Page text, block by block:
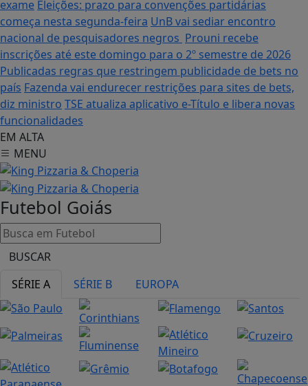
exame Eleições: prazo para convenções partidárias
começa nesta segunda-feira UnB vai sediar encontro
nacional de pesquisadores negros Prouni recebe
inscrições até este domingo para o 2º semestre de 2026
Publicadas regras que restringem publicidade de bets no
país Fazenda vai endurecer restrições para sites de bets,
diz ministro TSE atualiza aplicativo e-Título e libera novas
funcionalidades
EM ALTA
MENU
Futebol Goiás
BUSCAR
SÉRIE A
SÉRIE B EUROPA